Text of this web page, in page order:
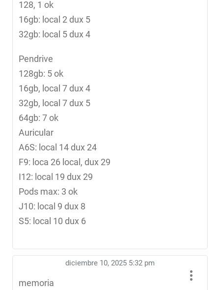
128, 1 ok
16gb: local 2 dux 5
32gb: local 5 dux 4
Pendrive
128gb: 5 ok
16gb, local 7 dux 4
32gb, local 7 dux 5
64gb: 7 ok
Auricular
A6S: local 14 dux 24
F9: loca 26 local, dux 29
I12: local 19 dux 29
Pods max: 3 ok
J10: local 9 dux 8
S5: local 10 dux 6
diciembre 10, 2025 5:32 pm
memoria